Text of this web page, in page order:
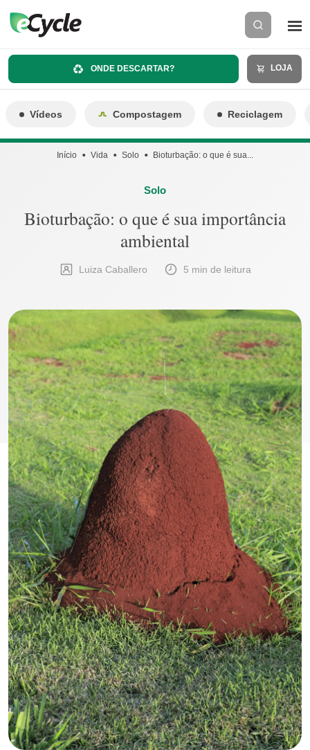
ONDE DESCARTAR? LOJA
Vídeos Compostagem Reciclagem
Início Vida Solo Bioturbação: o que é sua...
Solo
Bioturbação: o que é sua importância
ambiental
Luiza Caballero 5 min de leitura